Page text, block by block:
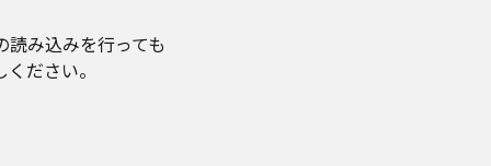
み込みを行っても
ださい。